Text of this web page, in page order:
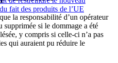
fait des produits de l’UE
la responsabilité d’un opérateur
supprimée si le dommage a été
y compris si celle-ci n’a pas
qui auraient pu réduire le